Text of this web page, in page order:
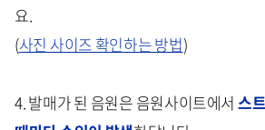
요.
(사진 사이즈 확인하는 방법)
4. 발매가 된 음원은 음원사이트에서스